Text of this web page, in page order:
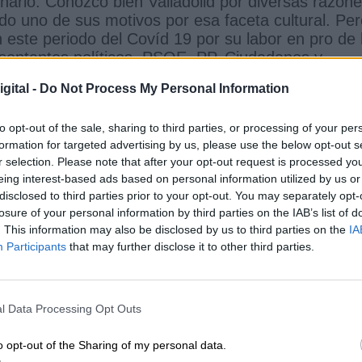
- Do Not Process My Personal Information
opt-out of the sale, sharing to third parties, or processing of your
for targeted advertising by us, please use the below opt-out
selection. Please note that after your opt-out request is processed
interest-based ads based on personal information utilized by us
to third parties prior to your opt-out. You may separately
of your personal information by third parties on the IAB’s list of
This information may also be disclosed by us to third parties on the
Participants that may further disclose it to other third parties.
Data Processing Opt Outs
opt-out of the Sharing of my personal data.
uno de sus motivos por esa faceta cultural.
periodo del Covíd 19 por su labor en pro de
políticos, PSOE, PP, Ciudadanos y
del ayuntamiento de la capital castellano-
en pro de la reconstrucción económica y
intereses partidistas en busca de ese fin
un político, que es trabajar por el diálogo y la
y conducido por su alcalde, Oscar Puente.